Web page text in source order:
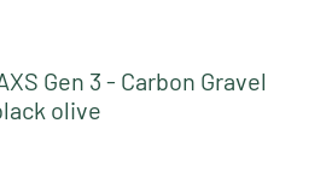
Gen 3 - Carbon Gravel
olive